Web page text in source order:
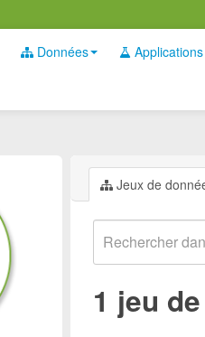
Données Applications
Jeux de
1 jeu